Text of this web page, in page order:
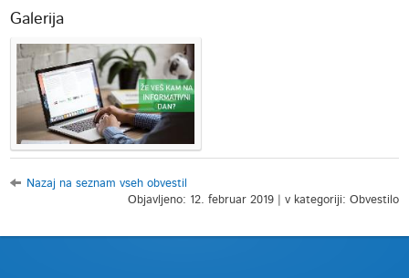
Galerija
Nazaj na seznam vseh obvestil
Objavljeno: 12. februar 2019 | v kategoriji: Obvestilo